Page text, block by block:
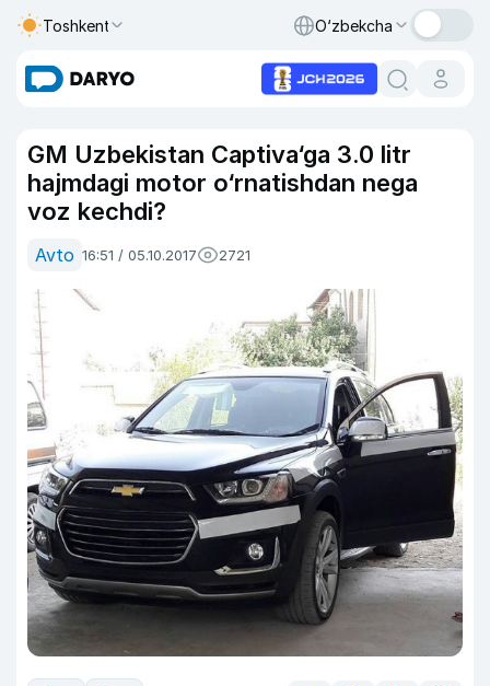
Toshkent O‘zbekcha
GM Uzbekistan Captiva‘ga 3.0 litr
hajmdagi motor o‘rnatishdan nega
voz kechdi?
Avto 16:51 / 05.10.2017 2721